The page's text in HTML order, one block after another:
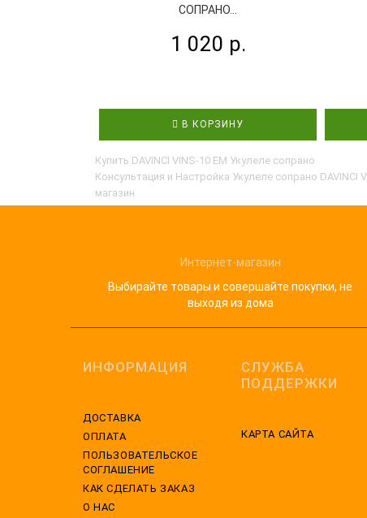
СОПРАНО...
1 020 р.
В КОРЗИНУ
Купить DAVINCI VINS-10 EM Укулеле сопрано
Консультация и Настройка Укулеле сопрано
магазин
Интернет-магазин
Выбирайте товары и совершайте покупки, не
выходя из дома
ИНФОРМАЦИЯ
ДОСТАВКА
ОПЛАТА
ПОЛЬЗОВАТЕЛЬСКОЕ
СОГЛАШЕНИЕ
КАК СДЕЛАТЬ ЗАКАЗ
О НАС
СЛУЖБА
ПОДДЕРЖКИ
КАРТА САЙТА